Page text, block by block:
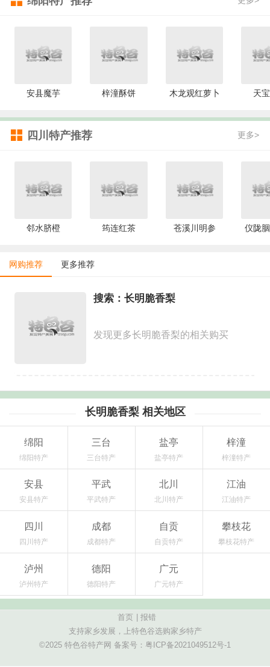
安县魔芋 梓潼酥饼 木龙观红萝卜 天
四川特产推荐 更多>
邻水脐橙 筠连红茶 苍溪川明参 仪陇
网购推荐 更多推荐
搜索：长明脆香梨
发现更多长明脆香梨的相关购买
长明脆香梨 相关地区
绵阳
绵阳特产
三台
三台特产
盐亭
盐亭特产
梓潼
梓潼特产
安县
安县特产
平武
平武特产
北川
北川特产
江油
江油特产
四川
四川特产
成都
成都特产
自贡
自贡特产
攀枝花
攀枝花特产
泸州
泸州特产
德阳
德阳特产
广元
广元特产
首页 | 报错
支持家乡发展，上特色谷选购家乡特产
©2025 特色谷特产网 备案号： 粤ICP备2021049512号-1